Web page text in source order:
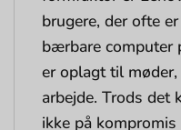
brugere, der ofte
bærbare computer
er oplagt til
arbejde. Trods det
ikke på